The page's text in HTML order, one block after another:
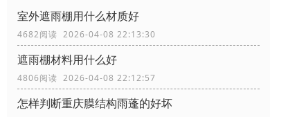
室外遮雨棚用什么材质好
4682阅读 2026-04-08 22:13:30
遮雨棚材料用什么好
4806阅读 2026-04-08 22:12:57
怎样判断重庆膜结构雨蓬的好坏